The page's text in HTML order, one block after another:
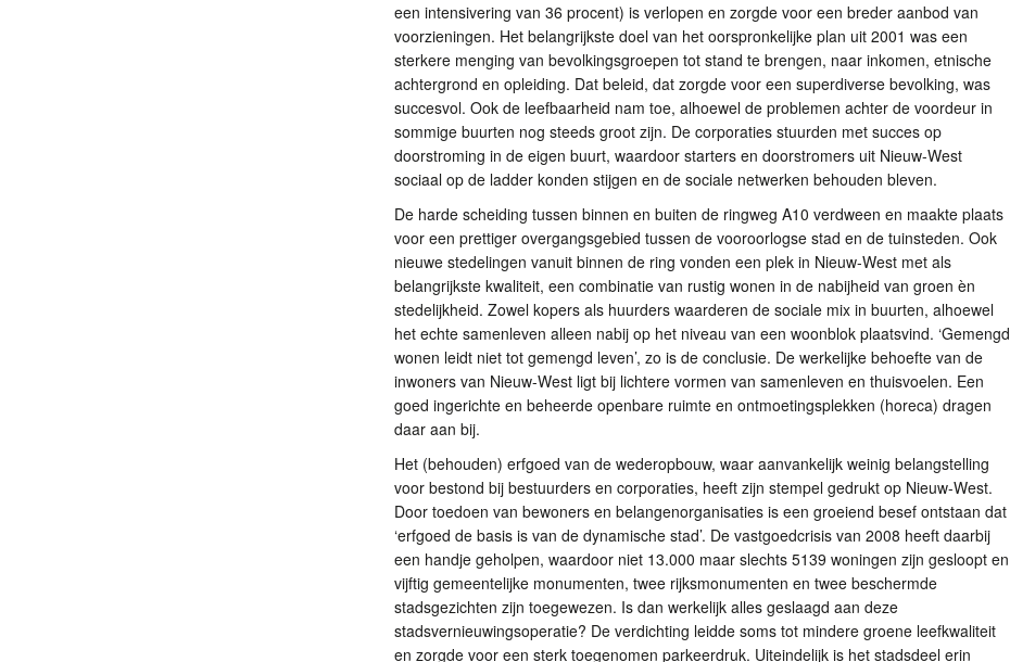
een intensivering van 36 procent) is verlopen en zorgde voor een breder aanbod van
voorzieningen. Het belangrijkste doel van het oorspronkelijke plan uit 2001 was een
sterkere menging van bevolkingsgroepen tot stand te brengen, naar inkomen, etnische
achtergrond en opleiding. Dat beleid, dat zorgde voor een superdiverse bevolking, was
succesvol. Ook de leefbaarheid nam toe, alhoewel de problemen achter de voordeur in
sommige buurten nog steeds groot zijn. De corporaties stuurden met succes op
doorstroming in de eigen buurt, waardoor starters en doorstromers uit Nieuw-West
sociaal op de ladder konden stijgen en de sociale netwerken behouden bleven.
De harde scheiding tussen binnen en buiten de ringweg A10 verdween en maakte plaats
voor een prettiger overgangsgebied tussen de vooroorlogse stad en de tuinsteden. Ook
nieuwe stedelingen vanuit binnen de ring vonden een plek in Nieuw-West met als
belangrijkste kwaliteit, een combinatie van rustig wonen in de nabijheid van groen èn
stedelijkheid. Zowel kopers als huurders waarderen de sociale mix in buurten, alhoewel
het echte samenleven alleen nabij op het niveau van een woonblok plaatsvind. ‘Gemengd
wonen leidt niet tot gemengd leven’, zo is de conclusie. De werkelijke behoefte van de
inwoners van Nieuw-West ligt bij lichtere vormen van samenleven en thuisvoelen. Een
goed ingerichte en beheerde openbare ruimte en ontmoetingsplekken (horeca) dragen
daar aan bij.
Het (behouden) erfgoed van de wederopbouw, waar aanvankelijk weinig belangstelling
voor bestond bij bestuurders en corporaties, heeft zijn stempel gedrukt op Nieuw-West.
Door toedoen van bewoners en belangenorganisaties is een groeiend besef ontstaan dat
‘erfgoed de basis is van de dynamische stad’. De vastgoedcrisis van 2008 heeft daarbij
een handje geholpen, waardoor niet 13.000 maar slechts 5139 woningen zijn gesloopt en
vijftig gemeentelijke monumenten, twee rijksmonumenten en twee beschermde
stadsgezichten zijn toegewezen. Is dan werkelijk alles geslaagd aan deze
stadsvernieuwingsoperatie? De verdichting leidde soms tot mindere groene leefkwaliteit
en zorgde voor een sterk toegenomen parkeerdruk. Uiteindelijk is het stadsdeel erin